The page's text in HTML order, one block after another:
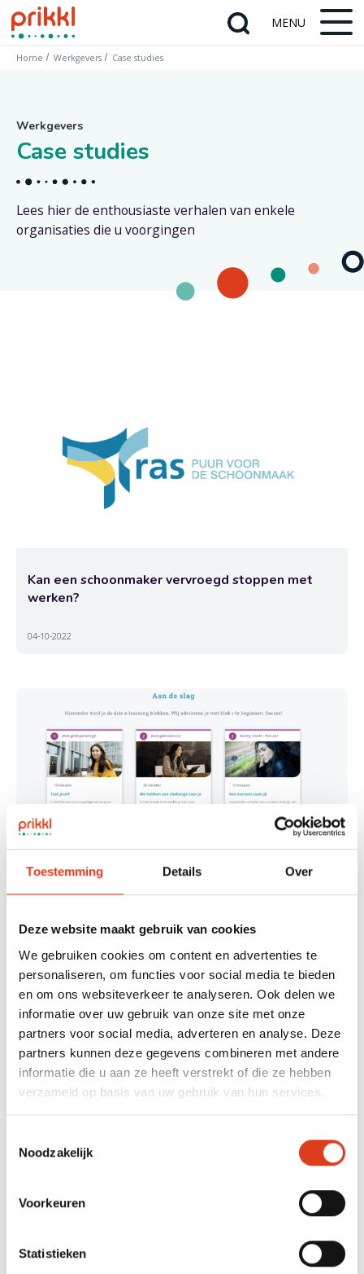
Toestemming Details Over
Deze website maakt gebruik van cookies
We gebruiken cookies om content en advertenties te
personaliseren, om functies voor social media te bieden
en om ons websiteverkeer te analyseren. Ook delen we
informatie over uw gebruik van onze site met onze
partners voor social media, adverteren en analyse. Deze
partners kunnen deze gegevens combineren met andere
informatie die u aan ze heeft verstrekt of die ze hebben
verzameld op basis van uw gebruik van hun services.
Noodzakelijk
Voorkeuren
Statistieken
Home Werkgevers Case studies
Werkgevers
Case studies
Lees hier de enthousiaste verhalen van enkele
organisaties die u voorgingen
Kan een schoonmaker vervroegd stoppen met
werken?
04-10-2022
E-Learning geldzaken voor vrouwelijke
deelnemers van een groot pensioenfonds